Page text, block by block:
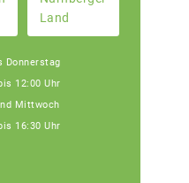
Land
Donnerstag
12:00 Uhr
Mittwoch
16:30 Uhr